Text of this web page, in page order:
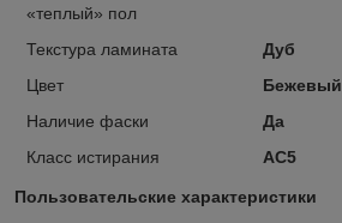
«теплый» пол
Текстура ламината
Дуб
Цвет
Бежевый
Наличие фаски
Да
Класс истирания
АС5
Пользовательские характеристики